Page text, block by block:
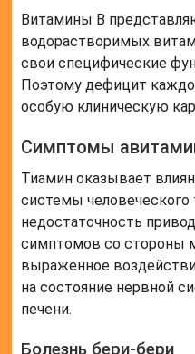
Витамины В
водорастворимых
свои специфические
Поэтому дефицит
особую клиническую
Симптомы
Тиамин оказывает
системы человеческого
недостаточность
симптомов со стороны
выраженное
на состояние нервной
печени.
Болезнь бери-бери